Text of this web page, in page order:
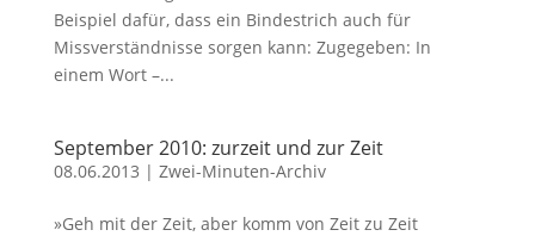
Beispiel dafür, dass ein Bindestrich auch für
Missverständnisse sorgen kann: Zugegeben: In
einem Wort –...
September 2010: zurzeit und zur Zeit
08.06.2013 | Zwei-Minuten-Archiv
»Geh mit der Zeit, aber komm von Zeit zu Zeit